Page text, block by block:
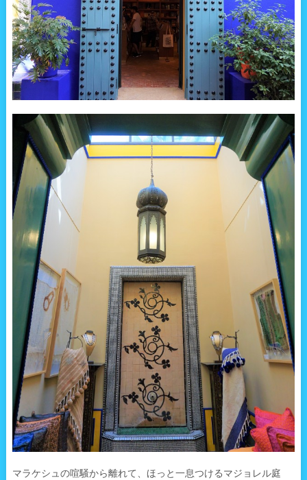
マラケシュの喧騒から離れて、ほっと一息つけるマジョレル庭